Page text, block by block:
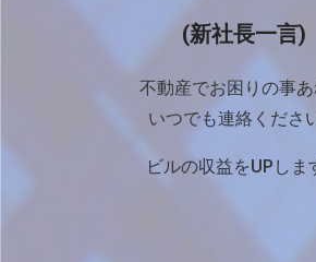
(新社長一言)
不動産でお困りの事
いつでも連絡くださ
ビルの収益をUPしま